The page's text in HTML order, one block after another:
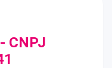
- CNPJ